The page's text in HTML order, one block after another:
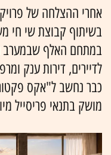
אחרי ההצלחה של
בשיתוף קבוצת שי חי
במתחם האלף שבמערב
כבר נחשב ל"אקס
מושק בתנאי פריסייל